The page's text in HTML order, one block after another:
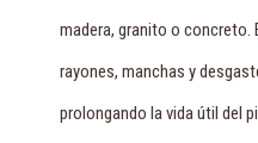
madera, granito o concreto.
rayones, manchas y
prolongando la vida útil del